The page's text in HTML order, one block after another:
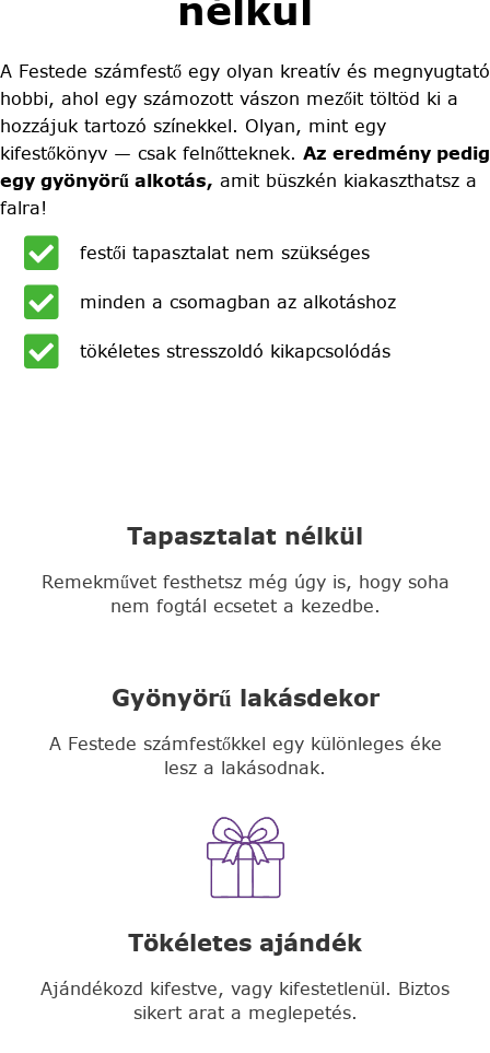
A Festede számfestő egy olyan kreatív és megnyugtató
hobbi, ahol egy számozott vászon mezőit töltöd ki a
hozzájuk tartozó színekkel. Olyan, mint egy
kifestőkönyv — csak felnőtteknek. Az eredmény pedig
egy gyönyörű alkotás, amit büszkén kiakaszthatsz a
falra!
festői tapasztalat nem szükséges
minden a csomagban az alkotáshoz
tökéletes stresszoldó kikapcsolódás
Tapasztalat nélkül
Remekművet festhetsz még úgy is, hogy soha
nem fogtál ecsetet a kezedbe.
Gyönyörű lakásdekor
A Festede számfestőkkel egy különleges éke
lesz a lakásodnak.
Tökéletes ajándék
Ajándékozd kifestve, vagy kifestetlenül. Biztos
sikert arat a meglepetés.